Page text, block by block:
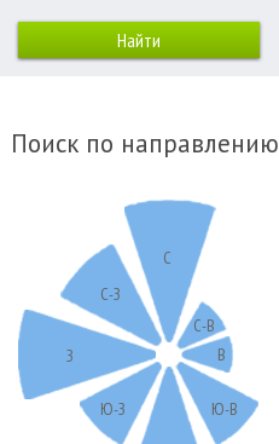
Поиск по направлению
С
С-В
В
Ю-В
Ю-З
З
С-З